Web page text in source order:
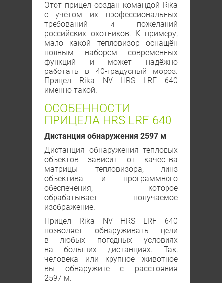
Этот прицел создан командой Rika
с учётом их профессиональных
требований и пожеланий
российских охотников. К примеру,
мало какой тепловизор оснащён
полным набором современных
функций и может надёжно
работать в 40-градусный мороз.
Прицел Rika NV HRS LRF 640
именно такой.
ОСОБЕННОСТИ
ПРИЦЕЛА HRS LRF 640
Дистанция обнаружения 2597 м
Дистанция обнаружения тепловых
объектов зависит от качества
матрицы тепловизора, линз
объектива и программного
обеспечения, которое
обрабатывает получаемое
изображение.
Прицел Rika NV HRS LRF 640
позволяет обнаруживать цели
в любых погодных условиях
на больших дистанциях. Так,
человека или крупное животное
вы обнаружите с расстояния
2597 м.